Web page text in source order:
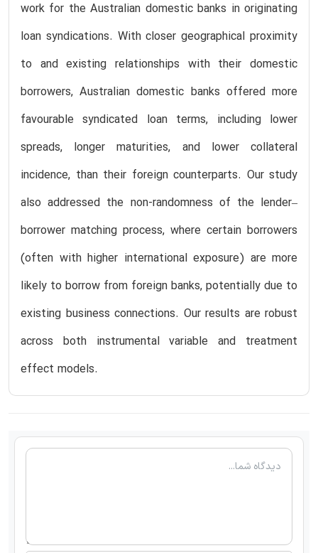
work for the Australian domestic banks in originating
loan syndications. With closer geographical proximity
to and existing relationships with their domestic
borrowers, Australian domestic banks offered more
favourable syndicated loan terms, including lower
spreads, longer maturities, and lower collateral
incidence, than their foreign counterparts. Our study
also addressed the non-randomness of the lender–
borrower matching process, where certain borrowers
(often with higher international exposure) are more
likely to borrow from foreign banks, potentially due to
existing business connections. Our results are robust
across both instrumental variable and treatment
effect models.